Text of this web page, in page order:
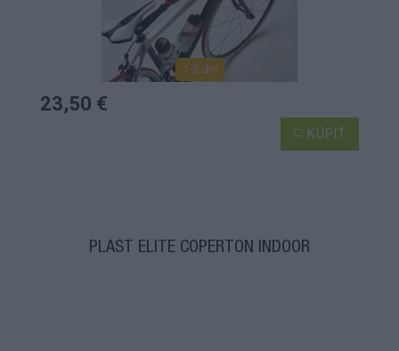
1-3 dní
23,50 €
KÚPIŤ
PLÁŠŤ ELITE COPERTON INDOOR